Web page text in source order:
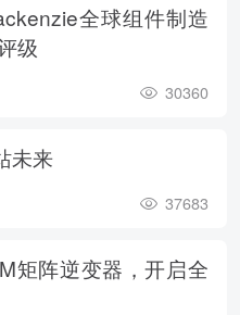
全球组件制造
级
30360
未来
37683
矩阵逆变器，开启全